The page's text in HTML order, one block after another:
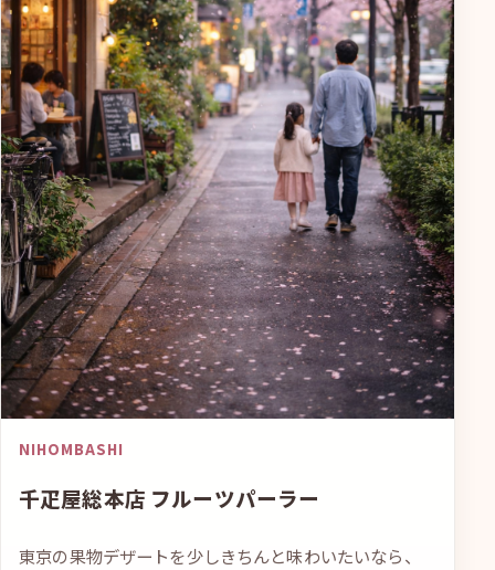
NIHOMBASHI
千疋屋総本店 フルーツパーラー
東京の果物デザートを少しきちんと味わいたいなら、